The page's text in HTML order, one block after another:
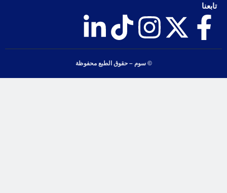
تابعنا
© سوم – حقوق الطبع محفوظة